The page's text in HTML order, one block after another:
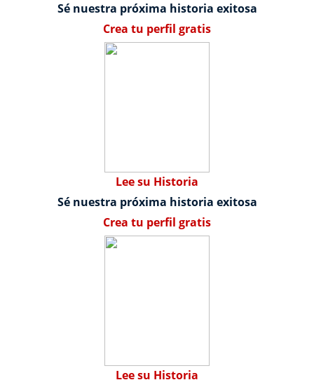
Sé nuestra próxima historia exitosa
Crea tu perfil gratis
Lee su Historia
Sé nuestra próxima historia exitosa
Crea tu perfil gratis
Lee su Historia